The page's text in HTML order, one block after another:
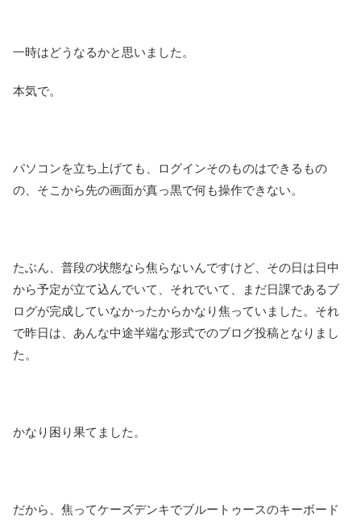
一時はどうなるかと思いました。
本気で。
パソコンを立ち上げても、ログインそのものはできるもの
の、そこから先の画面が真っ黒で何も操作できない。
たぶん、普段の状態なら焦らないんですけど、その日は日中
から予定が立て込んでいて、それでいて、まだ日課であるブ
ログが完成していなかったからかなり焦っていました。それ
で昨日は、あんな中途半端な形式でのブログ投稿となりまし
た。
かなり困り果てました。
だから、焦ってケーズデンキでブルートゥースのキーボード